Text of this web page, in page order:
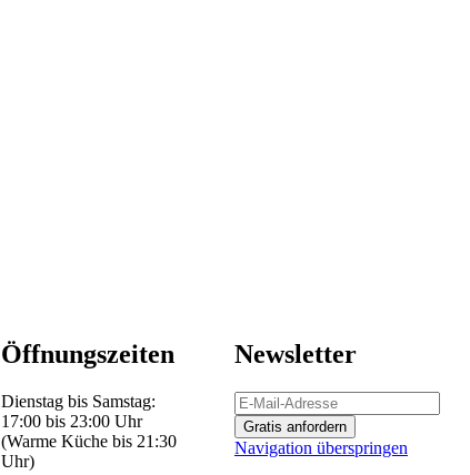
Öffnungszeiten
Dienstag bis Samstag:
17:00 bis 23:00 Uhr
(Warme Küche bis 21:30
Uhr)
Newsletter
Gratis anfordern
Navigation überspringen